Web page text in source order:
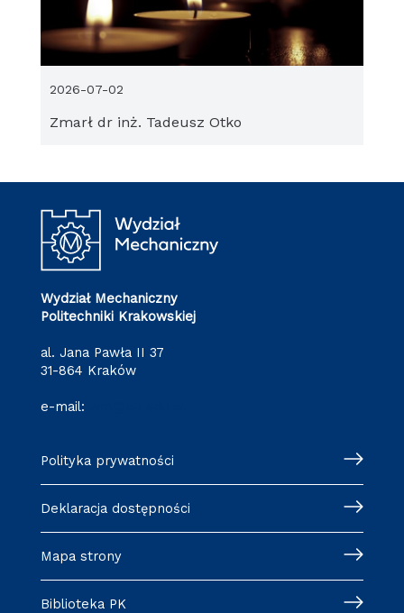
Zmarł dr inż. Tadeusz Otko
2026-07-02
Wydział Mechaniczny
Politechniki Krakowskiej
al. Jana Pawła II 37
31-864 Kraków
e-mail:
Polityka prywatności
Deklaracja dostępności
Mapa strony
Biblioteka PK